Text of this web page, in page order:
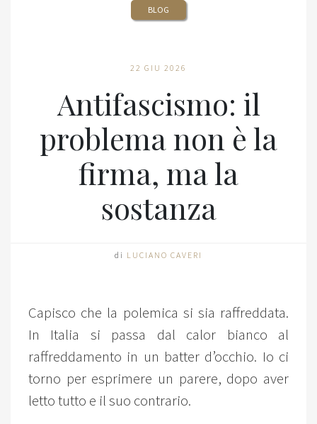
BLOG
22 GIU 2026
Antifascismo: il
problema non è la
firma, ma la
sostanza
di LUCIANO CAVERI
Capisco che la polemica si sia raffreddata.
In Italia si passa dal calor bianco al
raffreddamento in un batter d’occhio. Io ci
torno per esprimere un parere, dopo aver
letto tutto e il suo contrario.